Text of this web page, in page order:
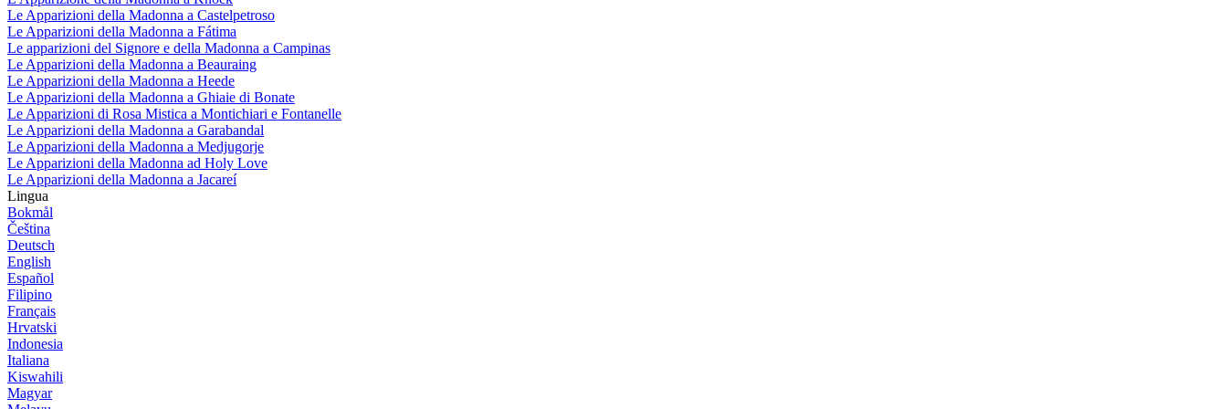
Le Apparizioni della Madonna a Castelpetroso
Le Apparizioni della Madonna a Fátima
Le apparizioni del Signore e della Madonna a Campinas
Le Apparizioni della Madonna a Beauraing
Le Apparizioni della Madonna a Heede
Le Apparizioni della Madonna a Ghiaie di Bonate
Le Apparizioni di Rosa Mistica a Montichiari e Fontanelle
Le Apparizioni della Madonna a Garabandal
Le Apparizioni della Madonna a Medjugorje
Le Apparizioni della Madonna ad Holy Love
Le Apparizioni della Madonna a Jacareí
Lingua
Bokmål
Čeština
Deutsch
English
Español
Filipino
Français
Hrvatski
Indonesia
Italiana
Kiswahili
Magyar